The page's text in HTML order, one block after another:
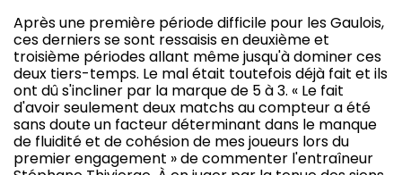
Après une première période difficile pour les Gaulois,
ces derniers se sont ressaisis en deuxième et
troisième périodes allant même jusqu'à dominer ces
deux tiers-temps. Le mal était toutefois déjà fait et ils
ont dû s'incliner par la marque de 5 à 3. « Le fait
d'avoir seulement deux matchs au compteur a été
sans doute un facteur déterminant dans le manque
de fluidité et de cohésion de mes joueurs lors du
premier engagement » de commenter l'entraîneur